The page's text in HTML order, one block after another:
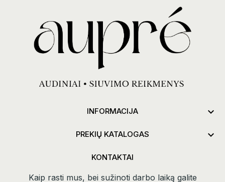
INFORMACIJA 
PREKIŲ KATALOGAS 
KONTAKTAI
Kaip rasti mus, bei sužinoti darbo laiką galite